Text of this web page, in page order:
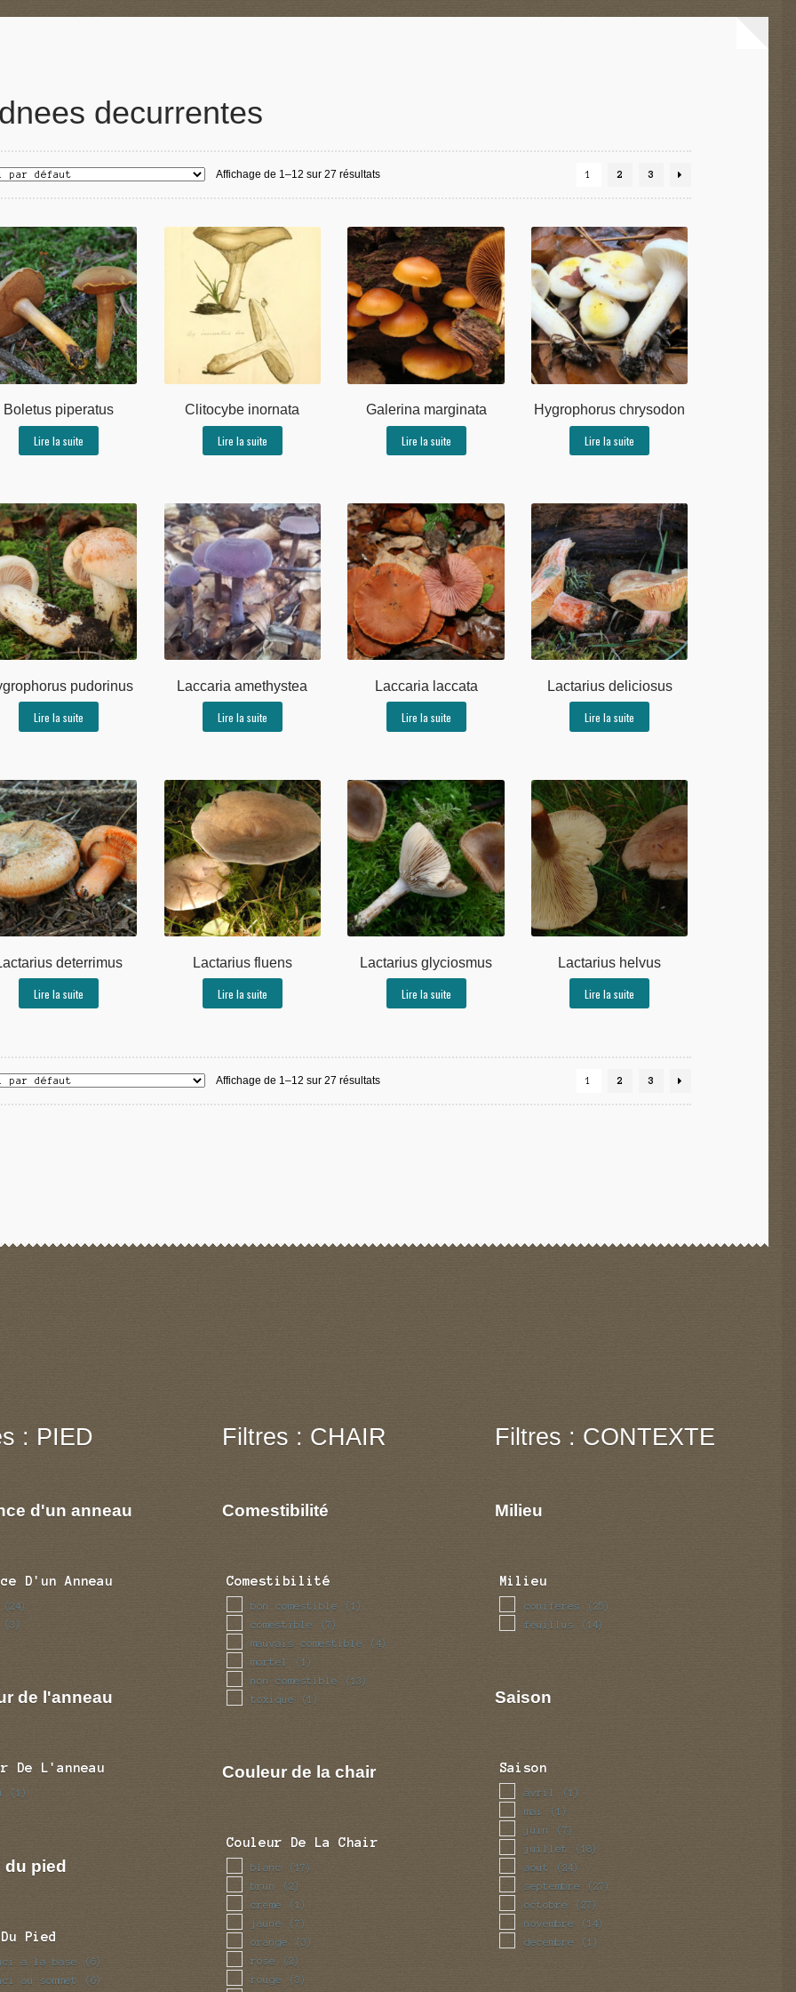
decurrentes
Affichage de 1–12 sur 27 résultats 1 2 3
Boletus piperatus
Lire la suite
Clitocybe inornata
Lire la suite
Galerina marginata
Lire la suite
Hygrophorus chrysodon
Lire la suite
pudorinus
Lire la suite
Laccaria amethystea
Lire la suite
Laccaria laccata
Lire la suite
Lactarius deliciosus
Lire la suite
deterrimus
Lire la suite
Lactarius fluens
Lire la suite
Lactarius glyciosmus
Lire la suite
Lactarius helvus
Lire la suite
Affichage de 1–12 sur 27 résultats 1 2 3
: PIED
d'un anneau
D'un Anneau
(24)
(3)
de l'anneau
De L'anneau
(1)
du pied
Pied
a la base (6)
au sommet (6)
Filtres : CHAIR
Comestibilité
Comestibilité
bon comestible (1)
comestible (7)
mauvais comestible (4)
mortel (1)
non comestible (13)
toxique (1)
Couleur de la chair
Couleur De La Chair
blanc (17)
brun (2)
creme (1)
jaune (7)
orange (3)
rose (2)
rouge (3)
Filtres : CONTEXTE
Milieu
Milieu
coniferes (25)
feuillus (14)
Saison
Saison
avril (1)
mai (1)
juin (7)
juillet (18)
aout (24)
septembre (27)
octobre (27)
novembre (14)
decembre (1)